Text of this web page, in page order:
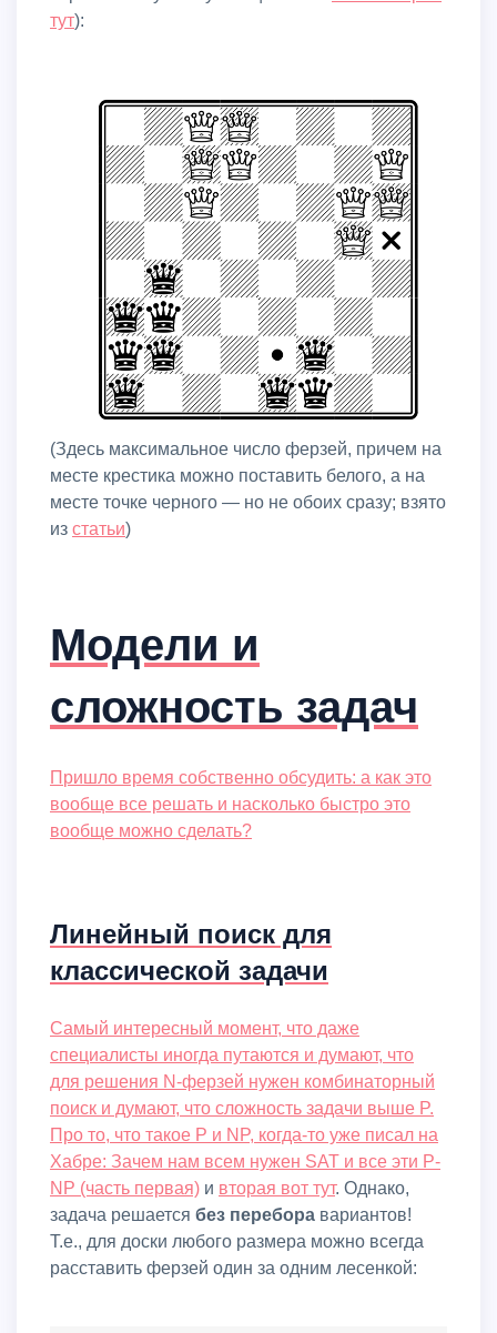
тут):
(здесь максимальное число ферзей, причем на
месте крестика можно поставить белого, а на
месте точке черного — но не обоих сразу; взято
из статьи)
Модели и
сложность задач
Пришло время собственно обсудить: а как это
вообще все решать и насколько быстро это
вообще можно сделать?
Линейный поиск для
классической задачи
Самый интересный момент, что даже
специалисты иногда путаются и думают, что
для решения N-ферзей нужен комбинаторный
поиск и думают, что сложность задачи выше P.
Про то, что такое P и NP, когда-то уже писал на
Хабре: Зачем нам всем нужен SAT и все эти P-
NP (часть первая) и вторая вот тут. Однако,
задача решается без перебора вариантов!
Т.е., для доски любого размера можно всегда
расставить ферзей один за одним лесенкой: